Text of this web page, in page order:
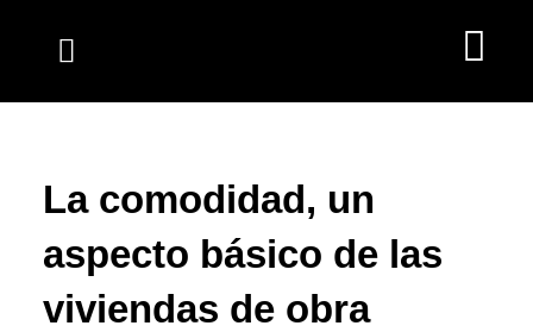
contenido
La comodidad, un
aspecto básico de las
viviendas de obra